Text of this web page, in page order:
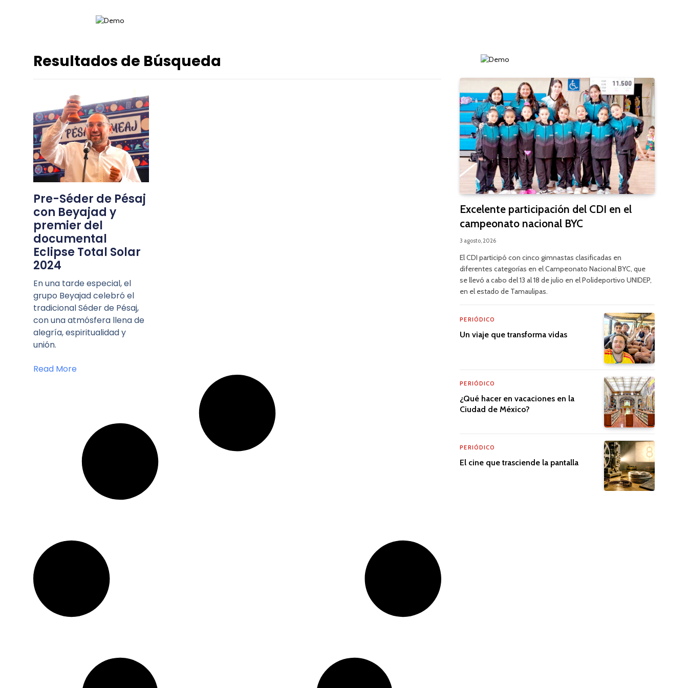
Resultados de Búsqueda
Pre-Séder de Pésaj
con Beyajad y
premier del
documental
Eclipse Total Solar
2024
En una tarde especial, el
grupo Beyajad celebró el
tradicional Séder de Pésaj,
con una atmósfera llena de
alegría, espiritualidad y
unión.
Read More
Excelente participación del CDI en el
campeonato nacional BYC
3 agosto, 2026
El CDI participó con cinco gimnastas clasificadas en
diferentes categorías en el Campeonato Nacional BYC, que
se llevó a cabo del 13 al 18 de julio en el Polideportivo UNIDEP,
en el estado de Tamaulipas.
PERIÓDICO
Un viaje que transforma vidas
PERIÓDICO
¿Qué hacer en vacaciones en la
Ciudad de México?
PERIÓDICO
El cine que trasciende la pantalla